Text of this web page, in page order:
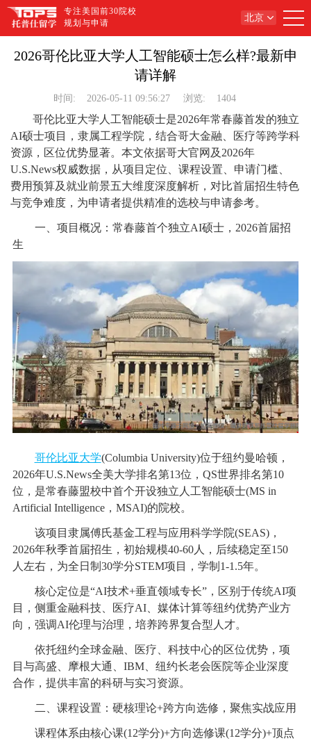
专注美国前30院校
规划与申请
北京
2026哥伦比亚大学人工智能硕士怎么样?最新申
请详解
时间: 2026-05-11 09:56:27 浏览: 1404
哥伦比亚大学人工智能硕士是2026年常春藤首发的独立
AI硕士项目，隶属工程学院，结合哥大金融、医疗等跨学科
资源，区位优势显著。本文依据哥大官网及2026年
U.S.News权威数据，从项目定位、课程设置、申请门槛、
费用预算及就业前景五大维度深度解析，对比首届招生特色
与竞争难度，为申请者提供精准的选校与申请参考。
一、项目概况：常春藤首个独立AI硕士，2026首届招
生
哥伦比亚大学(Columbia University)位于纽约曼哈顿，
2026年U.S.News全美大学排名第13位，QS世界排名第10
位，是常春藤盟校中首个开设独立人工智能硕士(MS in
Artificial Intelligence，MSAI)的院校。
该项目隶属傅氏基金工程与应用科学学院(SEAS)，
2026年秋季首届招生，初始规模40-60人，后续稳定至150
人左右，为全日制30学分STEM项目，学制1-1.5年。
核心定位是“AI技术+垂直领域专长”，区别于传统AI项
目，侧重金融科技、医疗AI、媒体计算等纽约优势产业方
向，强调AI伦理与治理，培养跨界复合型人才。
依托纽约全球金融、医疗、科技中心的区位优势，项
目与高盛、摩根大通、IBM、纽约长老会医院等企业深度
合作，提供丰富的科研与实习资源。
二、课程设置：硬核理论+跨方向选修，聚焦实战应用
课程体系由核心课(12学分)+方向选修课(12学分)+顶点